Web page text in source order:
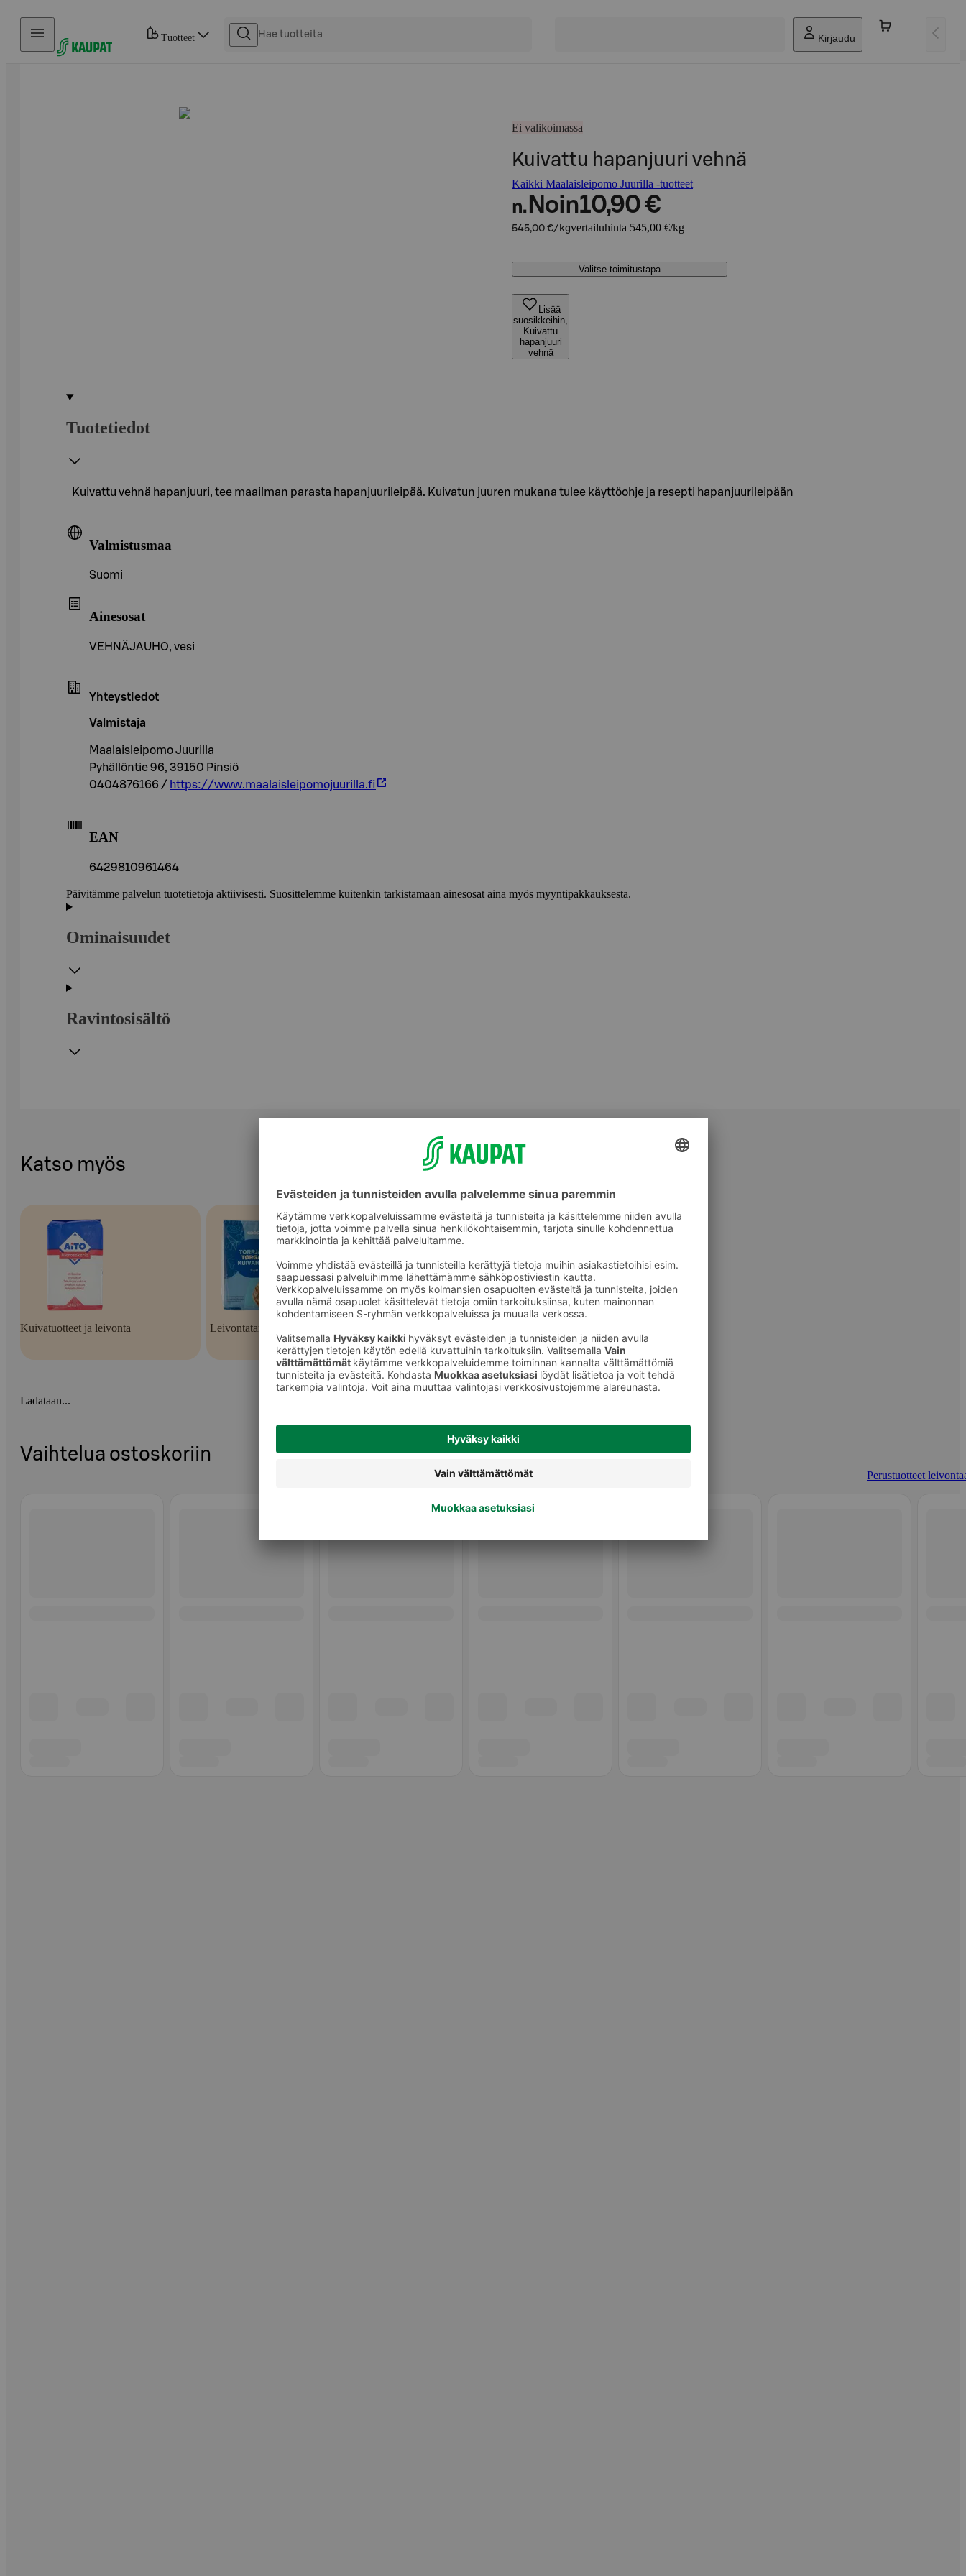
Hyppää sisältöön
Tuotteet Kirjaudu
Ei valikoimassa
Kuivattu hapanjuuri vehnä
Kaikki Maalaisleipomo Juurilla -tuotteet
n. Noin10,90 €
545,00 €/kgvertailuhinta 545,00 €/kg
Valitse toimitustapa
Lisää
suosikkeihin,
Kuivattu
hapanjuuri
vehnä
Tuotetiedot
Kuivattu vehnä hapanjuuri, tee maailman parasta hapanjuurileipää. Kuivatun juuren mukana tulee käyttöohje ja resepti hapanjuurileipään
Valmistusmaa
Suomi
Ainesosat
VEHNÄJAUHO, vesi
Yhteystiedot
Valmistaja
Maalaisleipomo Juurilla
Pyhällöntie 96, 39150 Pinsiö
0404876166 / https://www.maalaisleipomojuurilla.fi
EAN
6429810961464
Päivitämme palvelun tuotetietoja aktiivisesti. Suosittelemme kuitenkin tarkistamaan ainesosat aina myös myyntipakkauksesta.
Ominaisuudet
Ravintosisältö
Katso myös
Kuivatuotteet ja leivonta Leivontatarvikkeet
Ladataan...
Vaihtelua ostoskoriin
Perustuotteet